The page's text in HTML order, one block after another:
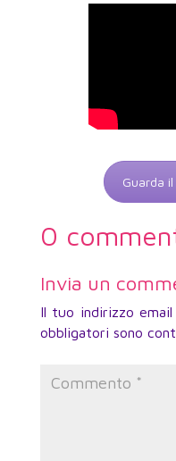
Guarda
0
Invia un
Il tuo indirizzo email
obbligatori sono